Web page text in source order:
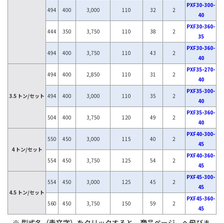
494 400 3,000 110 32 2
PXF30-300-
40
444 350 3,750 110 38 2
PXF30-360-
35
494 400 3,750 110 43 2
PXF30-360-
40
3.5 トン/セット
494 400 2,850 110 31 2
PXF35-270-
40
494 400 3,000 110 35 2
PXF35-300-
40
504 400 3,750 120 49 2
PXF35-360-
40
4 トン/セット
550 450 3,000 115 40 2
PXF40-300-
45
554 450 3,750 125 54 2
PXF40-360-
45
4.5 トン/セット
554 450 3,000 125 45 2
PXF45-300-
45
560 450 3,750 150 59 2
PXF45-360-
45